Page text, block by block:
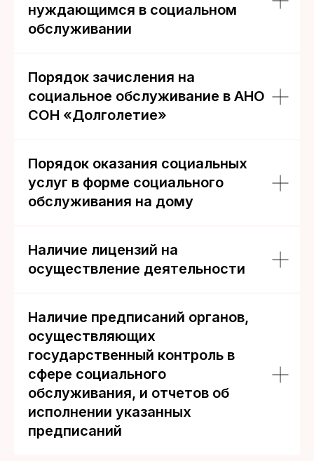
нуждающимся в социальном
обслуживании
Порядок зачисления на
социальное обслуживание в АНО
СОН «Долголетие»
Порядок оказания социальных
услуг в форме социального
обслуживания на дому
Наличие лицензий на
осуществление деятельности
Наличие предписаний органов,
осуществляющих
государственный контроль в
сфере социального
обслуживания, и отчетов об
исполнении указанных
предписаний